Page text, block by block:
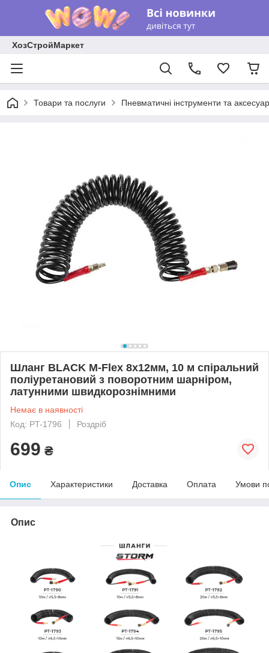
ХозСтройМаркет
Товари та послуги Пневматичні інструменти та
Шланг BLACK M-Flex 8х12мм, 10 м спіральний
поліуретановий з поворотним шарніром,
латунними швидкорознімними
Немає в наявності
Код: PT-1796
Роздріб
699 ₴
Опис Характеристики Доставка Оплата Умови
Опис